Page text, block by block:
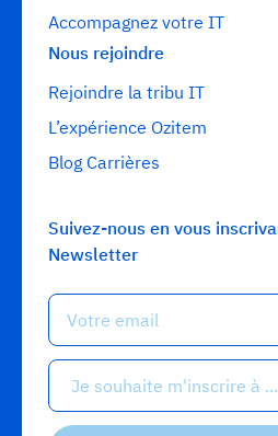
Accompagnez votre IT
Nous rejoindre
Rejoindre la tribu IT
L’expérience Ozitem
Blog Carrières
Suivez-nous en vous
Newsletter